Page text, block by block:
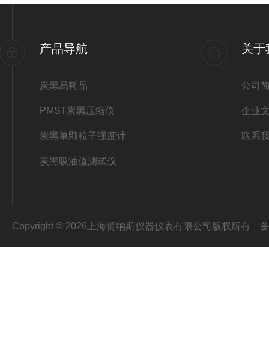
产品导航
炭黑易耗品
PMST炭黑压缩仪
炭黑单颗粒子强度计
炭黑吸油值测试仪
关于
公司
企业
联系
Copyright © 2026上海贺纳斯仪器仪表有限公司版权所有